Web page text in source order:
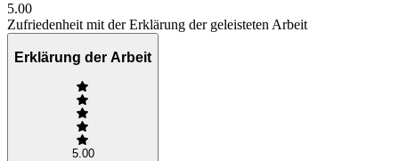
5.00
Zufriedenheit mit der Erklärung der geleisteten Arbeit
Erklärung der Arbeit
5.00